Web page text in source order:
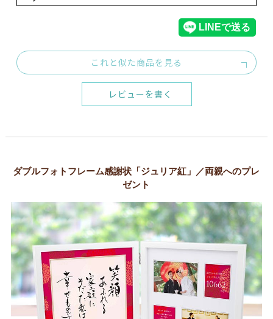
これと似た商品を見る
レビューを書く
ダブルフォトフレーム感謝状「ジュリア紅」／両親へのプレ
ゼント